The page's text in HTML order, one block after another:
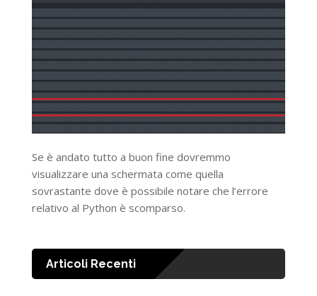
Se è andato tutto a buon fine dovremmo
visualizzare una schermata come quella
sovrastante dove è possibile notare che l’errore
relativo al Python è scomparso.
Articoli Recenti